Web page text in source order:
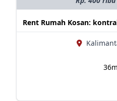
Rent Rumah Kosan:
36m